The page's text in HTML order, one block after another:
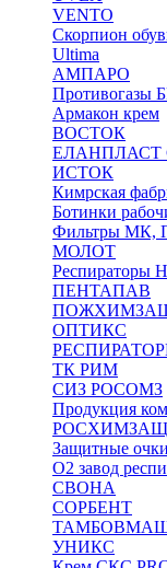
VENTO
Скорпион
Ultima
АМПАРО
Противогазы
Армакон крем
ВОСТОК
ЕЛАНПЛАСТ
ИСТОК
Кимрская
Ботинки
Фильтры МК,
МОЛОТ
Респираторы
ПЕНТАПАВ
ОПТИКС
ТК РИМ
СИЗ РОСОМЗ
Продукция
Защитные
О2 завод
СВОНА
СОРБЕНТ
УНИКС